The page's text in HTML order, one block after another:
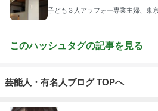
子ども３人アラフォー専業主婦、東
このハッシュタグの記事を見る
芸能人・有名人ブログ TOPへ